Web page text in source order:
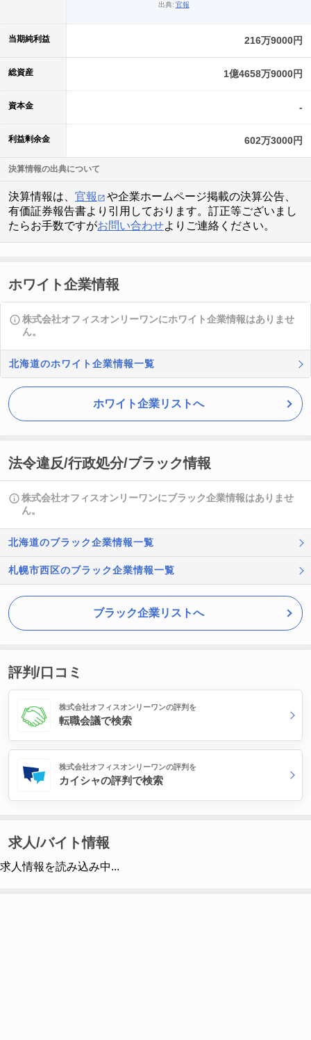
出典: 官報
216万9000円
1億4658万9000円
-
602万3000円
当期純利益
総資産
資本金
利益剰余金
決算情報の出典について
決算情報は、 官報
や企業ホームページ掲載の決算公告、
有価証券報告書より引用しております。訂正等ございまし
たらお手数ですがお問い合わせよりご連絡ください。
ホワイト企業情報
株式会社オフィスオンリーワンにホワイト企業情報はありませ
ん。
北海道のホワイト企業情報一覧
ホワイト企業リストへ
法令違反/行政処分/ブラック情報
株式会社オフィスオンリーワンにブラック企業情報はありませ
ん。
北海道のブラック企業情報一覧
札幌市西区のブラック企業情報一覧
ブラック企業リストへ
評判/口コミ
株式会社オフィスオンリーワンの評判を
転職会議で検索
株式会社オフィスオンリーワンの評判を
カイシャの評判で検索
求人/バイト情報
求人情報を読み込み中...